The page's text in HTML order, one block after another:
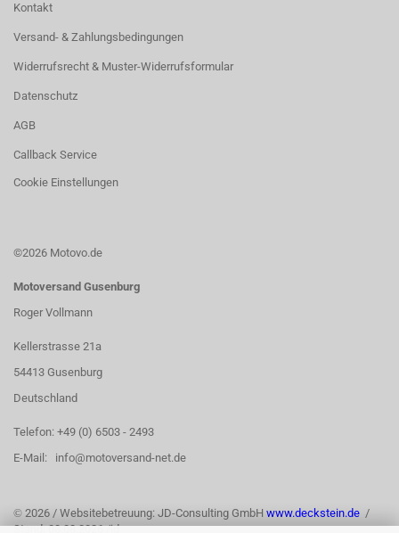
Kontakt
Versand- & Zahlungsbedingungen
Widerrufsrecht & Muster-Widerrufsformular
Datenschutz
AGB
Callback Service
Cookie Einstellungen
©2026 Motovo.de
Motoversand Gusenburg
Roger Vollmann
Kellerstrasse 21a
54413 Gusenburg
Deutschland
Telefon: +49 (0) 6503 - 2493
E-Mail: info@motoversand-net.de
© 2026 / Websitebetreuung: JD-Consulting GmbH www.deckstein.de /
Stand: 03.08.2026 /jd